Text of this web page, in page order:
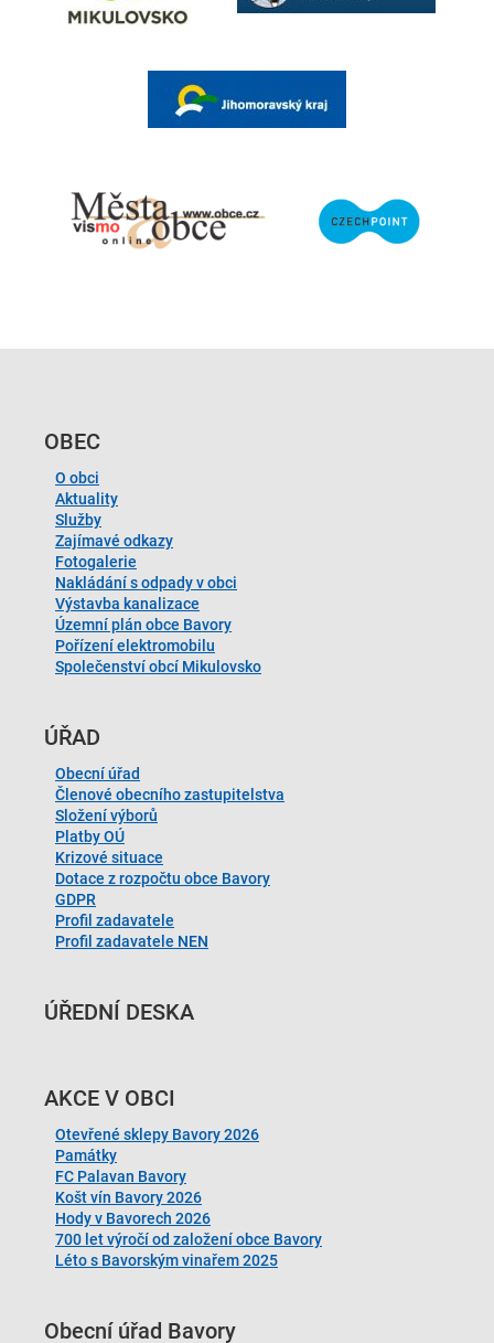
OBEC
O obci
Aktuality
Služby
Zajímavé odkazy
Fotogalerie
Nakládání s odpady v obci
Výstavba kanalizace
Územní plán obce Bavory
Pořízení elektromobilu
Společenství obcí Mikulovsko
ÚŘAD
Obecní úřad
Členové obecního zastupitelstva
Složení výborů
Platby OÚ
Krizové situace
Dotace z rozpočtu obce Bavory
GDPR
Profil zadavatele
Profil zadavatele NEN
ÚŘEDNÍ DESKA
AKCE V OBCI
Otevřené sklepy Bavory 2026
Památky
FC Palavan Bavory
Košt vín Bavory 2026
Hody v Bavorech 2026
700 let výročí od založení obce Bavory
Léto s Bavorským vinařem 2025
Obecní úřad Bavory